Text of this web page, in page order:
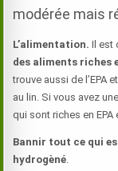
modérée mais
L’alimentation. Il est
des aliments riches
trouve aussi de l’EPA
au lin. Si vous avez
qui sont riches en EPA
Bannir tout ce qui
hydrogèné